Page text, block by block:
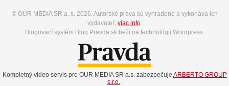
© OUR MEDIA SR a. s. 2026. Autorské práva sú vyhradené a vykonáva ich
vydavateľ, viac info.
Blogovací systém Blog.Pravda.sk beží na technológií Wordpress.
Kompletný video servis pre OUR MEDIA SR a.s. zabezpečuje ARBERTO GROUP
s.r.o.